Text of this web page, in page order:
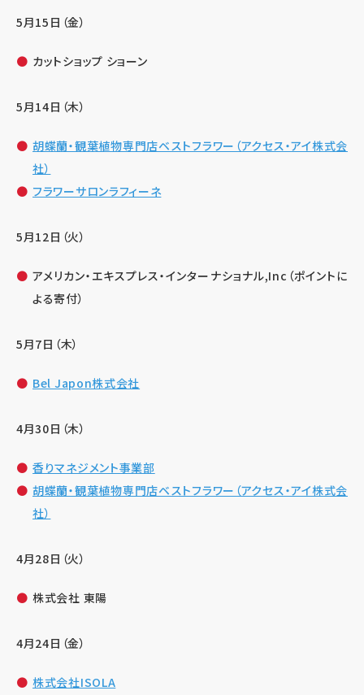
5月15日（金）
カットショップ ショーン
5月14日（木）
胡蝶蘭・観葉植物専門店ベストフラワー（アクセス・アイ株式会
社）
フラワーサロンラフィーネ
5月12日（火）
アメリカン・エキスプレス・インターナショナル,Inc（ポイントに
よる寄付）
5月7日（木）
Bel Japon株式会社
4月30日（木）
香りマネジメント事業部
胡蝶蘭・観葉植物専門店ベストフラワー（アクセス・アイ株式会
社）
4月28日（火）
株式会社 東陽
4月24日（金）
株式会社ISOLA